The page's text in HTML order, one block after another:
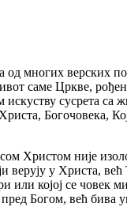
верских
саме Цркве,
искуству сусрета
Богочовека,
није
верују у Христа,
или којој се
Богом, већ бива